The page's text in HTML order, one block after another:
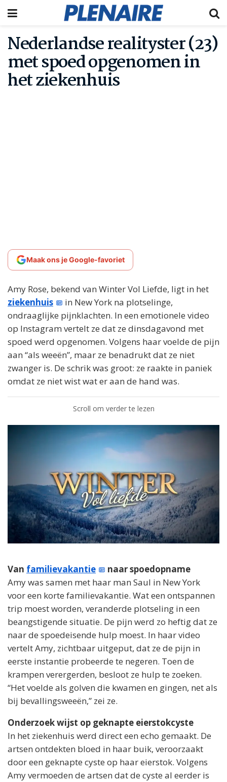
Nederlandse realityster (23)
met spoed opgenomen in
het ziekenhuis
Maak ons je Google-favoriet
Amy Rose, bekend van Winter Vol Liefde, ligt in het
ziekenhuis
in New York na plotselinge,
ondraaglijke pijnklachten. In een emotionele video
op Instagram vertelt ze dat ze dinsdagavond met
spoed werd opgenomen. Volgens haar voelde de pijn
aan “als weeën”, maar ze benadrukt dat ze niet
zwanger is. De schrik was groot: ze raakte in paniek
omdat ze niet wist wat er aan de hand was.
Scroll om verder te lezen
Van familievakantie
naar spoedopname
Amy was samen met haar man Saul in New York
voor een korte familievakantie. Wat een ontspannen
trip moest worden, veranderde plotseling in een
beangstigende situatie. De pijn werd zo heftig dat ze
naar de spoedeisende hulp moest. In haar video
vertelt Amy, zichtbaar uitgeput, dat ze de pijn in
eerste instantie probeerde te negeren. Toen de
krampen verergerden, besloot ze hulp te zoeken.
“Het voelde als golven die kwamen en gingen, net als
bij bevallingsweeën,” zei ze.
Onderzoek wijst op geknapte eierstokcyste
In het ziekenhuis werd direct een echo gemaakt. De
artsen ontdekten bloed in haar buik, veroorzaakt
door een geknapte cyste op haar eierstok. Volgens
Amy vermoeden de artsen dat de cyste al eerder is